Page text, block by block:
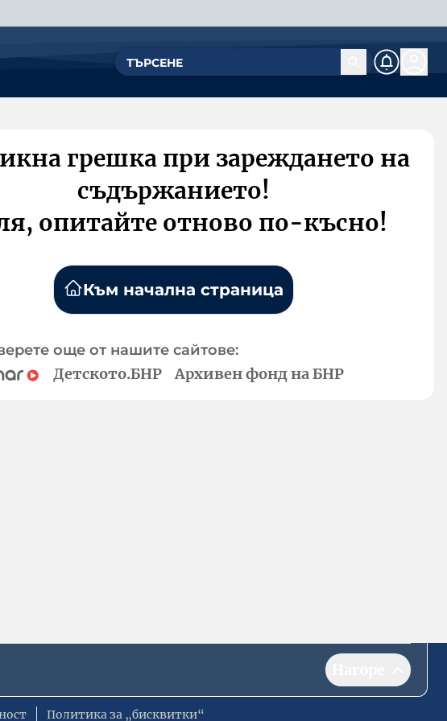
грешка при зареждането на
съдържанието!
опитайте отново по-късно!
Към начална страница
още от нашите сайтове:
Детското.БНР Архивен фонд на БНР
Политика за „бисквитки“